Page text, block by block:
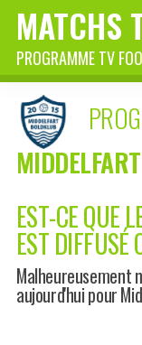
MATCHS
PROGRAMME TV
MIDDELFART
EST-CE QUE
EST DIFFUSÉ
Malheureusement
aujourd'hui pour